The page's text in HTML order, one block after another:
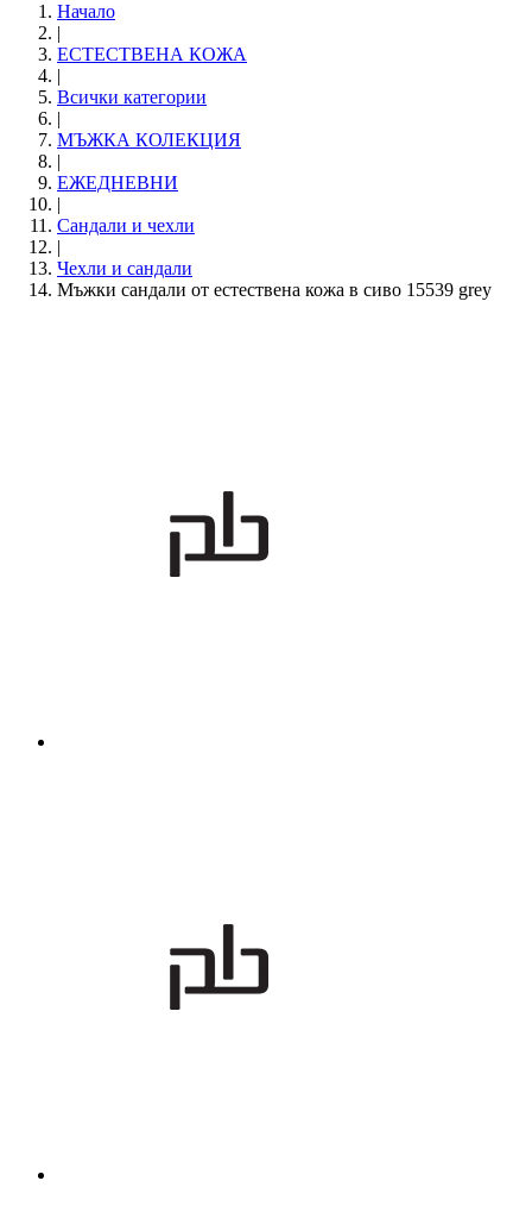
Начало
|
ЕСТЕСТВЕНА КОЖА
|
Всички категории
|
МЪЖКА КОЛЕКЦИЯ
|
ЕЖЕДНЕВНИ
|
Сандали и чехли
|
Чехли и сандали
Мъжки сандали от естествена кожа в сиво 15539 grey